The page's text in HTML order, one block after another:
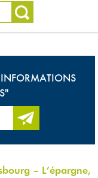
– L’épargne,